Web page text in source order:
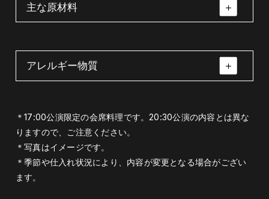
先付（胡麻豆腐・く
葵）
八寸（法蓮草と菊花
ルーツの白和え・粟
主な原材料
先付（胡麻豆腐・くこの実・美味汁・山葵）
八寸（法蓮草と菊花の煮浸し・ドライフルー
ツの白和え・粟麩田楽・けしの実）
アレルギー物質
えび・小麦・卵・乳・オレンジ・牛肉・大
豆・鶏肉・りんご・ごま
＊17:00公演限定の会席料理です。20:30公演の内容とは異な
りますので、ご注意ください。
＊写真はイメージです。
＊季節や仕入れ状況により、内容が変更となる場合がござい
ます。